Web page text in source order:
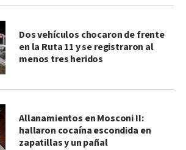
Dos vehículos chocaron de frente
en la Ruta 11 y se registraron al
menos tres heridos
Allanamientos en Mosconi II:
hallaron cocaína escondida en
zapatillas y un pañal